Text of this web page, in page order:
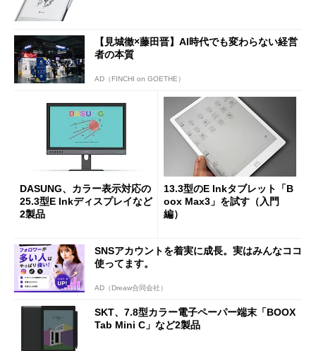
【見城徹×藤田晋】AI時代でも変わらない経営
者の本質
AD（FINCHI on GOETHE）
DASUNG、カラー表示対応の
25.3型E Inkディスプレイなど
2製品
13.3型のE Inkタブレット「B
oox Max3」を試す（入門
編）
SNSアカウントを着実に成長。実はみんなココ
使ってます。
AD（Dreaw合同会社）
SKT、7.8型カラー電子ペーパー端末「BOOX
Tab Mini C」など2製品